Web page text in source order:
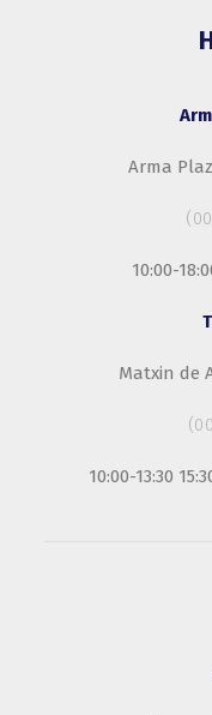
Arma
10:00-
Matxin de
10:00-13:30